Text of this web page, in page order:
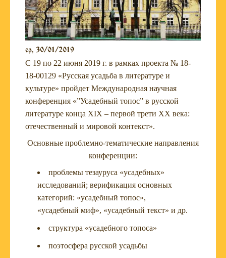
ср, 30/01/2019
С 19 по 22 июня 2019 г. в рамках проекта № 18-
18-00129 «Русская усадьба в литературе и
культуре» пройдет Международная научная
конференция «”Усадебный топос” в русской
литературе конца XIX – первой трети XX века:
отечественный и мировой контекст».
Основные проблемно-тематические направления
конференции:
проблемы тезауруса «усадебных»
исследований; верификация основных
категорий: «усадебный топос»,
«усадебный миф», «усадебный текст» и др.
структура «усадебного топоса»
поэтосфера русской усадьбы